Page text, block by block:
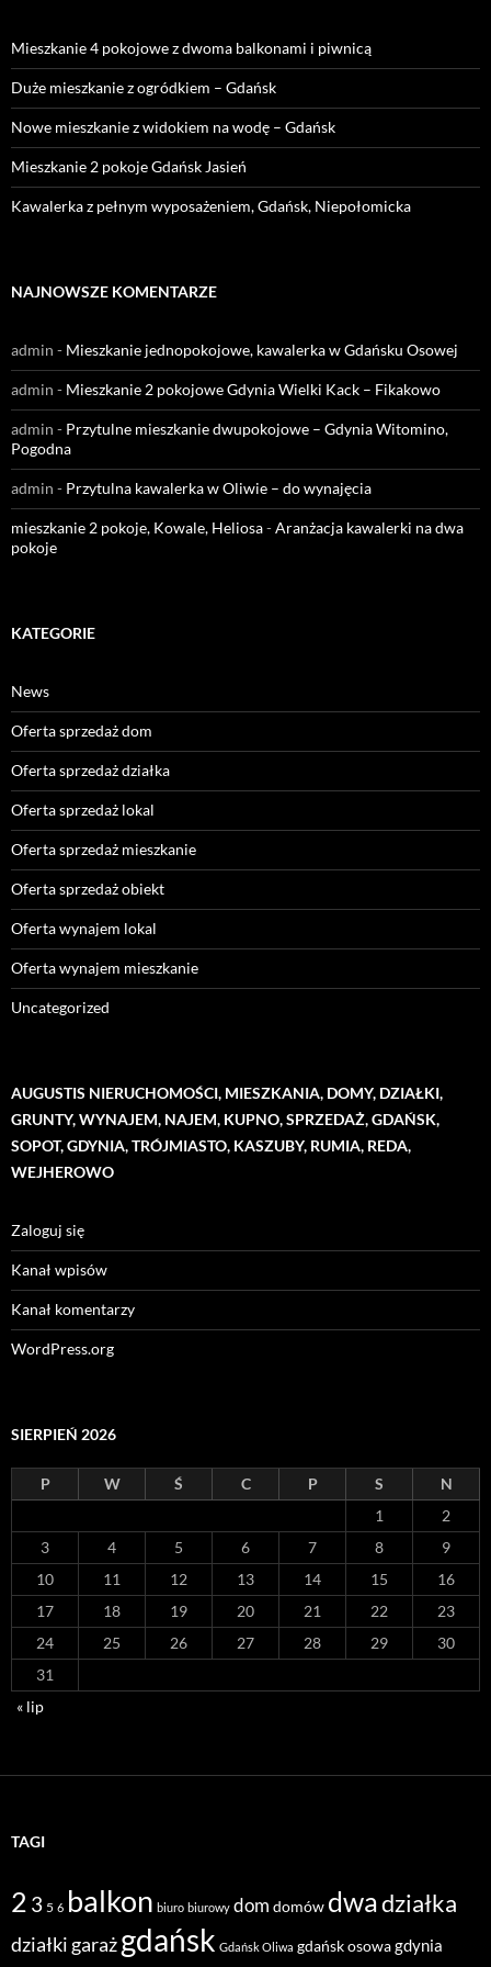
Mieszkanie 4 pokojowe z dwoma balkonami i piwnicą
Duże mieszkanie z ogródkiem – Gdańsk
Nowe mieszkanie z widokiem na wodę – Gdańsk
Mieszkanie 2 pokoje Gdańsk Jasień
Kawalerka z pełnym wyposażeniem, Gdańsk, Niepołomicka
NAJNOWSZE KOMENTARZE
admin - Mieszkanie jednopokojowe, kawalerka w Gdańsku Osowej
admin - Mieszkanie 2 pokojowe Gdynia Wielki Kack – Fikakowo
admin - Przytulne mieszkanie dwupokojowe – Gdynia Witomino,
Pogodna
admin - Przytulna kawalerka w Oliwie – do wynajęcia
mieszkanie 2 pokoje, Kowale, Heliosa-Aranżacja kawalerki na dwa
pokoje
KATEGORIE
News
Oferta sprzedaż dom
Oferta sprzedaż działka
Oferta sprzedaż lokal
Oferta sprzedaż mieszkanie
Oferta sprzedaż obiekt
Oferta wynajem lokal
Oferta wynajem mieszkanie
Uncategorized
AUGUSTIS NIERUCHOMOŚCI, MIESZKANIA, DOMY, DZIAŁKI,
GRUNTY, WYNAJEM, NAJEM, KUPNO, SPRZEDAŻ, GDAŃSK,
SOPOT, GDYNIA, TRÓJMIASTO, KASZUBY, RUMIA, REDA,
WEJHEROWO
Zaloguj się
Kanał wpisów
Kanał komentarzy
WordPress.org
SIERPIEŃ 2026
P W Ś C P S
N
1
2
3
4 5 6 7 8
9
10
11 12 13 14 15
16
17
18 19 20 21 22
23
24
25 26 27 28 29
30
31
« lip
TAGI
2 3 5 6 balkon biuro biurowy dom domów dwadziałka
działki garażgdańsk Gdańsk Oliwa gdańsk osowagdynia